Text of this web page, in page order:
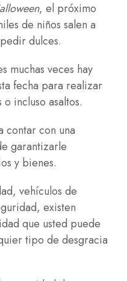
, el próximo
de niños salen a
dulces.
muchas veces hay
fecha para realizar
incluso asaltos.
contar con una
garantizarle
y bienes.
vehículos de
existen
que usted puede
tipo de desgracia